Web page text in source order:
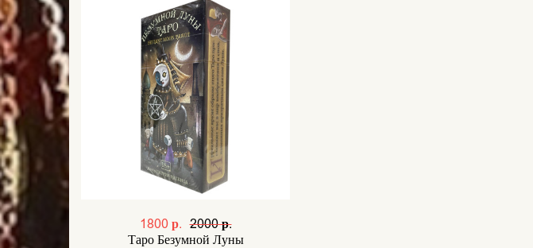
1800 р. 2000 р.
Таро Безумной Луны